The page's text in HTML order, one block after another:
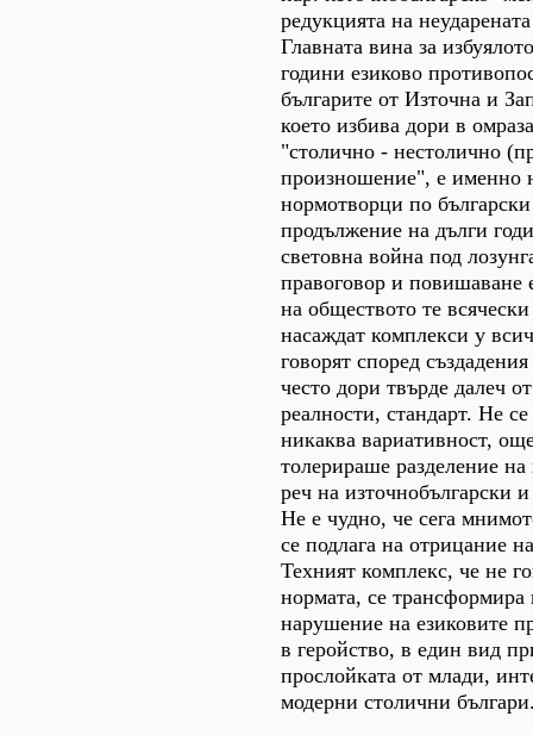
редукцията на
Главната вина за
години езиково
българите от Източна и
което избива дори в
"столично - нестолично
произношение", е именно
нормотворци по
продължение на дълги
световна война под
правоговор и повишаване
на обществото те
насаждат комплекси у
говорят според
често дори твърде далеч
реалности, стандарт. Не
никаква вариативност,
толерираше разделение
реч на източнобългарски
Не е чудно, че сега
се подлага на отрицание
Техният комплекс, че не
нормата, се трансформира
нарушение на езиковите
в геройство, в един вид
прослойката от млади,
модерни столични